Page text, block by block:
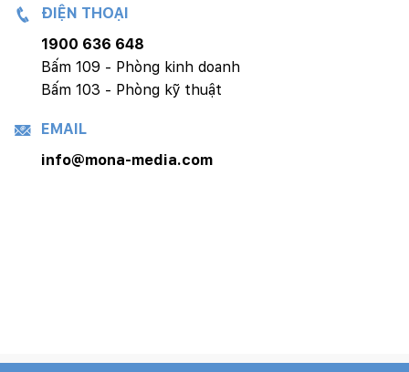
ĐIỆN THOẠI
1900 636 648
Bấm 109 - Phòng kinh doanh
Bấm 103 - Phòng kỹ thuật
EMAIL
info@mona-media.com